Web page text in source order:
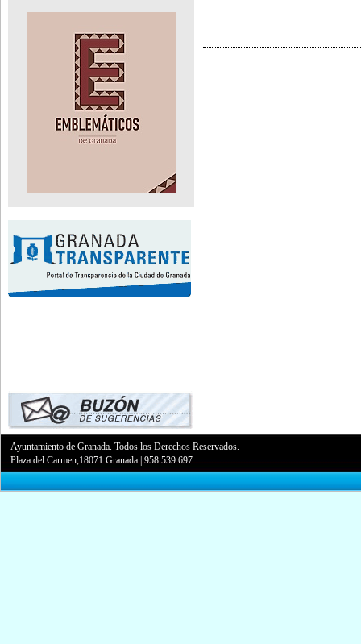
Ayuntamiento de Granada. Todos los Derechos Reservados.
Plaza del Carmen,18071 Granada |958 539 697